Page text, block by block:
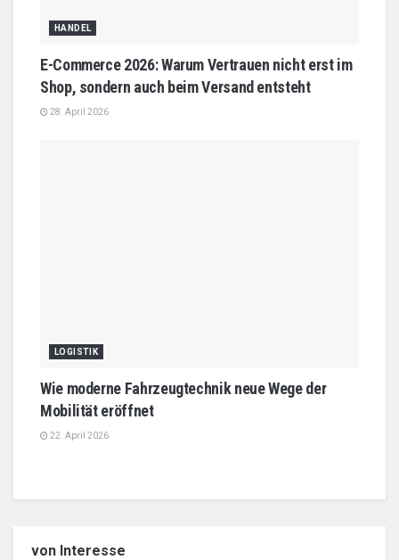
HANDEL
E-Commerce 2026: Warum Vertrauen nicht erst im
Shop, sondern auch beim Versand entsteht
28. April 2026
LOGISTIK
Wie moderne Fahrzeugtechnik neue Wege der
Mobilität eröffnet
22. April 2026
von Interesse